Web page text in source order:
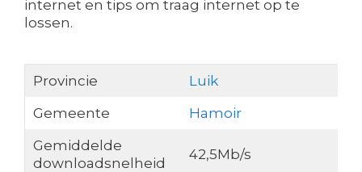
internet en tips om traag internet op te
lossen.
Provincie
Luik
Gemeente
Hamoir
Gemiddelde
downloadsnelheid
42,5Mb/s